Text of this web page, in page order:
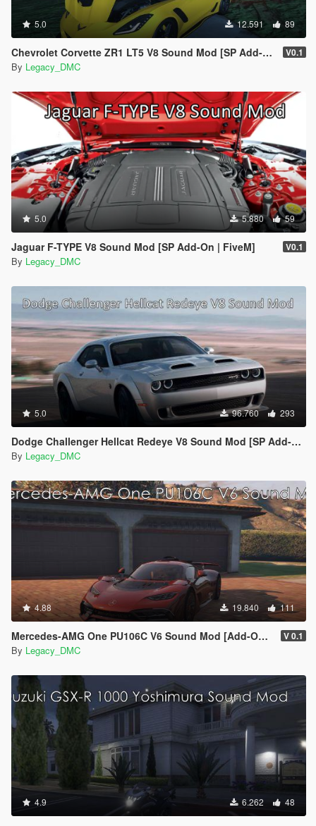
5.0 12.591 89
Chevrolet Corvette ZR1 LT5 V8 Sound Mod [SP Add-On | FiveM] V0.1
By Legacy_DMC
5.0 5.880 59
Jaguar F-TYPE V8 Sound Mod [SP Add-On | FiveM] V0.1
By Legacy_DMC
5.0 96.760 293
Dodge Challenger Hellcat Redeye V8 Sound Mod [SP Add-on | FiveM]
By Legacy_DMC
4.88 19.840 111
Mercedes-AMG One PU106C V6 Sound Mod [Add-On SP / FiveM] V 0.1
By Legacy_DMC
4.9 6.262 48